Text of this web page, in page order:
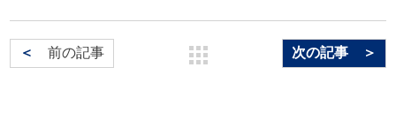
＜ 前の記事 次の記事 ＞